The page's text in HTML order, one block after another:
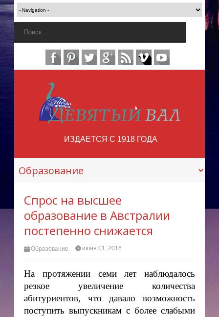
ИЗДАЕТСЯ С 1918 ГОДА
Спрос на высшее
образование в Австралии
постепенно снижается
Образование июня 01, 2016
На протяжении семи лет наблюдалось
резкое увеличение количества
абитуриентов, что давало возможность
поступить выпускникам с более слабыми